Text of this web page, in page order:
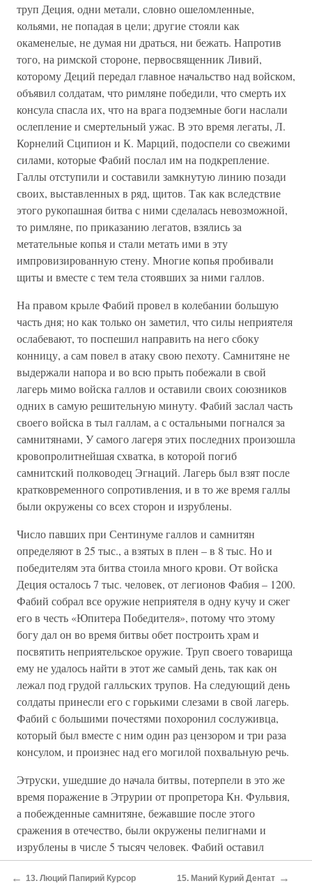
труп Деция, одни метали, словно ошеломленные,
кольями, не попадая в цели; другие стояли как
окаменелые, не думая ни драться, ни бежать. Напротив
того, на римской стороне, первосвященник Ливий,
которому Деций передал главное начальство над войском,
объявил солдатам, что римляне победили, что смерть их
консула спасла их, что на врага подземные боги наслали
ослепление и смертельный ужас. В это время легаты, Л.
Корнелий Сципион и К. Марций, подоспели со свежими
силами, которые Фабий послал им на подкрепление.
Галлы отступили и составили замкнутую линию позади
своих, выставленных в ряд, щитов. Так как вследствие
этого рукопашная битва с ними сделалась невозможной,
то римляне, по приказанию легатов, взялись за
метательные копья и стали метать ими в эту
импровизированную стену. Многие копья пробивали
щиты и вместе с тем тела стоявших за ними галлов.
На правом крыле Фабий провел в колебании большую
часть дня; но как только он заметил, что силы неприятеля
ослабевают, то поспешил направить на него сбоку
конницу, а сам повел в атаку свою пехоту. Самнитяне не
выдержали напора и во всю прыть побежали в свой
лагерь мимо войска галлов и оставили своих союзников
одних в самую решительную минуту. Фабий заслал часть
своего войска в тыл галлам, а с остальными погнался за
самнитянами, У самого лагеря этих последних произошла
кровопролитнейшая схватка, в которой погиб
самнитский полководец Эгнаций. Лагерь был взят после
кратковременного сопротивления, и в то же время галлы
были окружены со всех сторон и изрублены.
Число павших при Сентинуме галлов и самнитян
определяют в 25 тыс., а взятых в плен – в 8 тыс. Но и
победителям эта битва стоила много крови. От войска
Деция осталось 7 тыс. человек, от легионов Фабия – 1200.
Фабий собрал все оружие неприятеля в одну кучу и сжег
его в честь «Юпитера Победителя», потому что этому
богу дал он во время битвы обет построить храм и
посвятить неприятельское оружие. Труп своего товарища
ему не удалось найти в этот же самый день, так как он
лежал под грудой галльских трупов. На следующий день
солдаты принесли его с горькими слезами в свой лагерь.
Фабий с большими почестями похоронил сослуживца,
который был вместе с ним один раз цензором и три раза
консулом, и произнес над его могилой похвальную речь.
Этруски, ушедшие до начала битвы, потерпели в это же
время поражение в Этрурии от пропретора Кн. Фульвия,
а побежденные самнитяне, бежавшие после этого
сражения в отечество, были окружены пелигнами и
изрублены в числе 5 тысяч человек. Фабий оставил
войско Деция в Этрурии, а сам со своими легионами
вернулся в Рим, где блистательным триумфом
← 13. Люций Папирий Курсор 15. Маний Курий Дентат →